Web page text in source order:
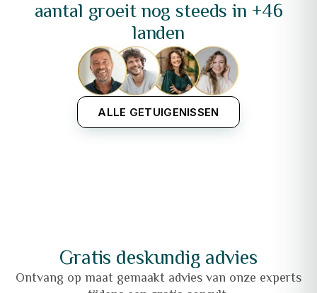
aantal groeit nog steeds in +46
landen
ALLE GETUIGENISSEN
Gratis deskundig advies
Ontvang op maat gemaakt advies van onze experts